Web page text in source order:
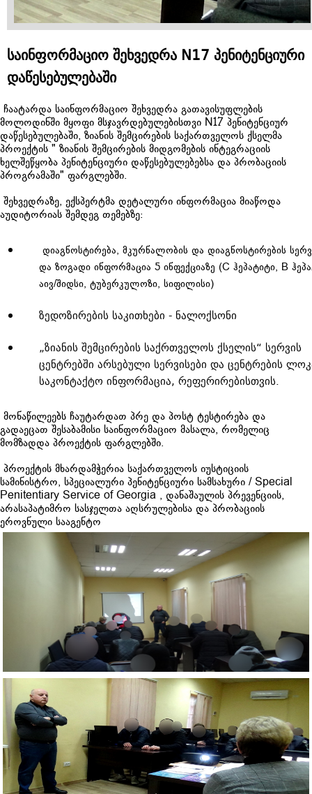
საინფორმაციო შეხვედრა N17 პენიტენციური
დაწესებულებაში
ჩაატარდა საინფორმაციო შეხვედრა გათავისუფლების
მოლოდინში მყოფი მსჯავრდებულებისთვი N17 პენიტენციურ
დაწესებულებაში, ზიანის შემცირების საქართველოს ქსელმა
პროექტის " ზიანის შემცირების მიდგომების ინტეგრაციის
ხელშეწყობა პენიტენციური დაწესებულებებსა და პრობაციის
პროგრამაში" ფარგლებში.
შეხვედრაზე, ექსპერტმა დეტალური ინფორმაცია მიაწოდა
აუდიტორიას შემდეგ თემებზე:
დიაგნოსტირება, მკურნალობის და დიაგნოსტირების
და ზოგადი ინფორმაცია 5 ინფექციაზე (C ჰეპატიტი, B
აივ/შიდსი, ტუბერკულოზი, სიფილისი)
ზედოზირების საკითხები - ნალოქსონი
„ზიანის შემცირების საქრთველოს ქსელის“ სერვის
ცენტრებში არსებული სერვისები და ცენტრების
საკონტაქტო ინფორმაცია, რეფერირებისთვის.
მონაწილეებს ჩაუტარდათ პრე და პოსტ ტესტირება და
გადაეცათ შესაბამისი საინფორმაციო მასალა, რომელიც
მომზადდა პროექტის ფარგლებში.
პროექტის მხარდამჭერია საქართველოს იუსტიციის
სამინისტრო, სპეციალური პენიტენციური სამსახური / Special
Penitentiary Service of Georgia , დანაშაულის პრევენციის,
არასაპატიმრო სასჯელთა აღსრულებისა და პრობაციის
ეროვნული სააგენტო